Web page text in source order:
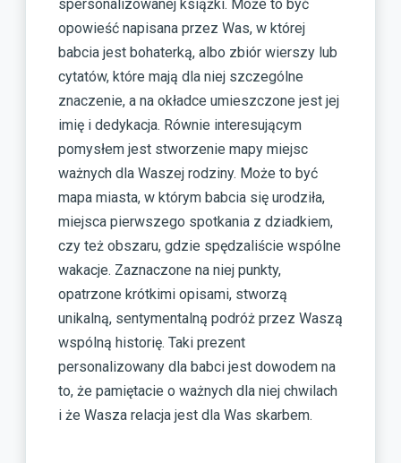
spersonalizowanej książki. Może to być
opowieść napisana przez Was, w której
babcia jest bohaterką, albo zbiór wierszy lub
cytatów, które mają dla niej szczególne
znaczenie, a na okładce umieszczone jest jej
imię i dedykacja. Równie interesującym
pomysłem jest stworzenie mapy miejsc
ważnych dla Waszej rodziny. Może to być
mapa miasta, w którym babcia się urodziła,
miejsca pierwszego spotkania z dziadkiem,
czy też obszaru, gdzie spędzaliście wspólne
wakacje. Zaznaczone na niej punkty,
opatrzone krótkimi opisami, stworzą
unikalną, sentymentalną podróż przez Waszą
wspólną historię. Taki prezent
personalizowany dla babci jest dowodem na
to, że pamiętacie o ważnych dla niej chwilach
i że Wasza relacja jest dla Was skarbem.